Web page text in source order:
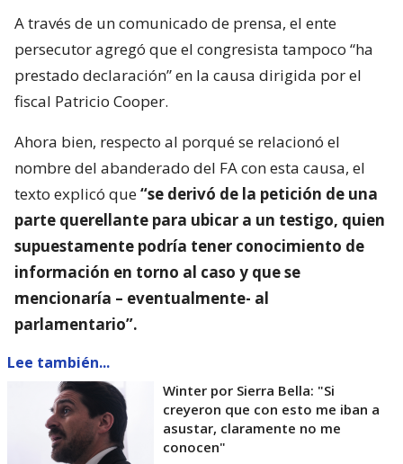
A través de un comunicado de prensa, el ente
persecutor agregó que el congresista tampoco “ha
prestado declaración” en la causa dirigida por el
fiscal Patricio Cooper.
Ahora bien, respecto al porqué se relacionó el
nombre del abanderado del FA con esta causa, el
texto explicó que“se derivó de la petición de una
parte querellante para ubicar a un testigo, quien
supuestamente podría tener conocimiento de
información en torno al caso y que se
mencionaría – eventualmente- al
parlamentario”.
Lee también...
Winter por Sierra Bella: "Si
creyeron que con esto me iban a
asustar, claramente no me
conocen"